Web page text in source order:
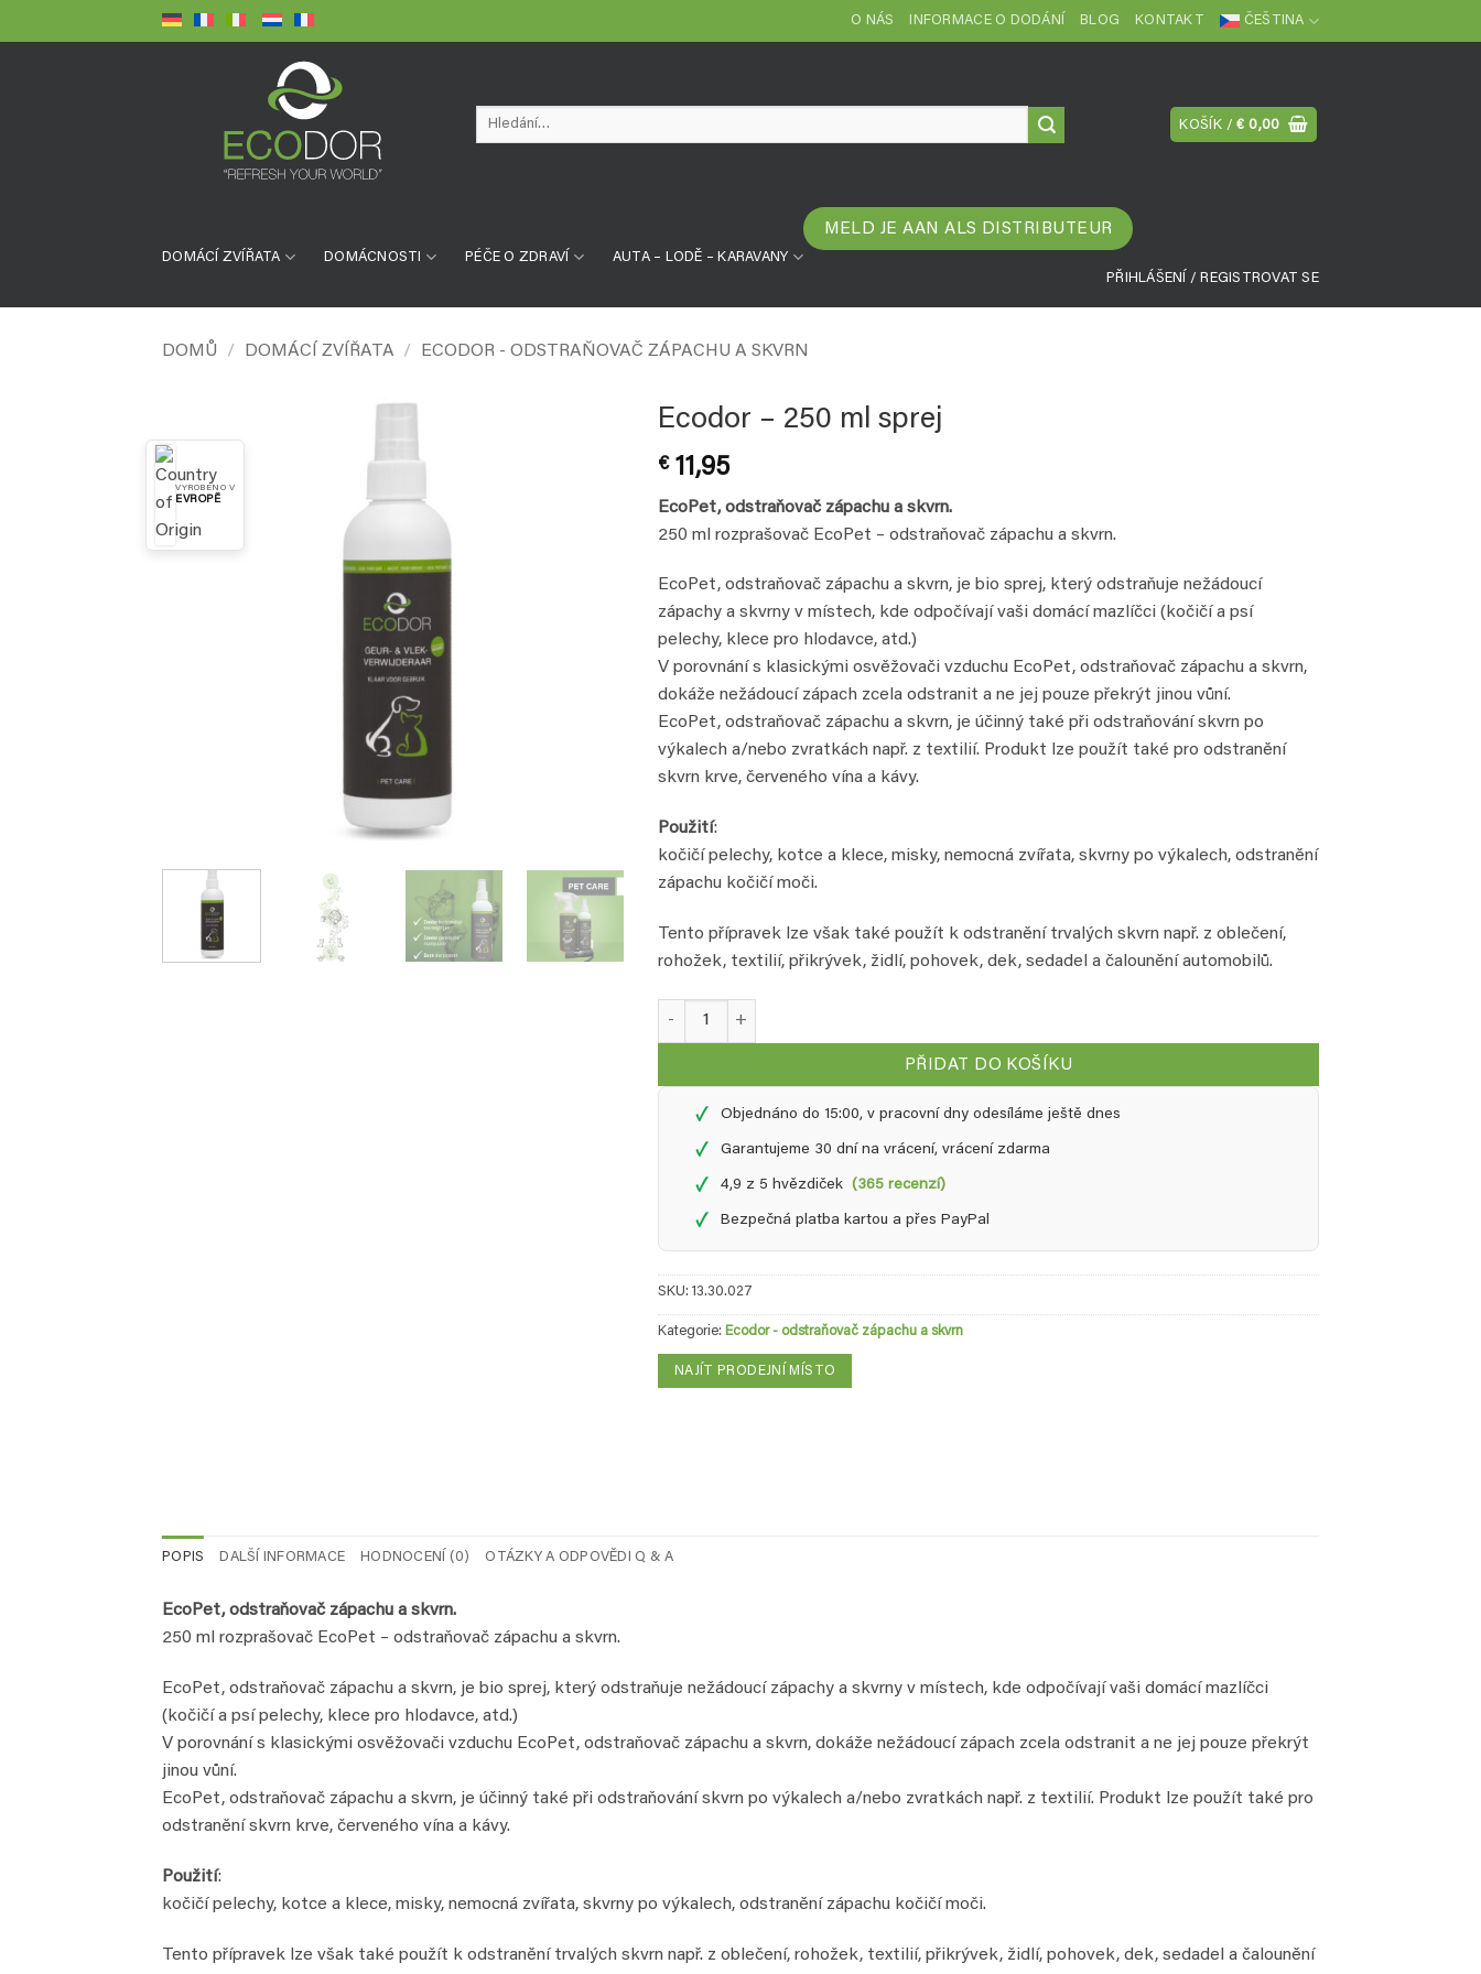
na
O NÁS INFORMACE O DODÁNÍ BLOG KONTAKT ČEŠTINA
Hledat:
KOŠÍK /€ 0,00
DOMÁCÍ ZVÍŘATA DOMÁCNOSTI PÉČE O ZDRAVÍ AUTA – LODĚ – KARAVANY
MELD JE AAN ALS DISTRIBUTEUR
PŘIHLÁŠENÍ / REGISTROVAT SE
DOMŮ / DOMÁCÍ ZVÍŘATA / ECODOR - ODSTRAŇOVAČ ZÁPACHU A SKVRN
VYROBENO V
EVROPĚ
Ecodor – 250 ml sprej
€11,95
EcoPet, odstraňovač zápachu a skvrn.
250 ml rozprašovač EcoPet – odstraňovač zápachu a skvrn.
EcoPet, odstraňovač zápachu a skvrn, je bio sprej, který odstraňuje nežádoucí
zápachy a skvrny v místech, kde odpočívají vaši domácí mazlíčci (kočičí a psí
pelechy, klece pro hlodavce, atd.)
V porovnání s klasickými osvěžovači vzduchu EcoPet, odstraňovač zápachu a skvrn,
dokáže nežádoucí zápach zcela odstranit a ne jej pouze překrýt jinou vůní.
EcoPet, odstraňovač zápachu a skvrn, je účinný také při odstraňování skvrn po
výkalech a/nebo zvratkách např. z textilií. Produkt lze použít také pro odstranění
skvrn krve, červeného vína a kávy.
Použití:
kočičí pelechy, kotce a klece, misky, nemocná zvířata, skvrny po výkalech, odstranění
zápachu kočičí moči.
Tento přípravek lze však také použít k odstranění trvalých skvrn např. z oblečení,
rohožek, textilií, přikrývek, židlí, pohovek, dek, sedadel a čalounění automobilů.
Ecodor - 250 ml sprej množství
PŘIDAT DO KOŠÍKU
✓ Objednáno do 15:00, v pracovní dny odesíláme ještě dnes
✓ Garantujeme 30 dní na vrácení, vrácení zdarma
✓ 4,9 z 5 hvězdiček(365 recenzí)
✓ Bezpečná platba kartou a přes PayPal
SKU: 13.30.027
Kategorie: Ecodor - odstraňovač zápachu a skvrn
NAJÍT PRODEJNÍ MÍSTO
POPIS DALŠÍ INFORMACE HODNOCENÍ (0) OTÁZKY A ODPOVĚDI Q & A
EcoPet, odstraňovač zápachu a skvrn.
250 ml rozprašovač EcoPet – odstraňovač zápachu a skvrn.
EcoPet, odstraňovač zápachu a skvrn, je bio sprej, který odstraňuje nežádoucí zápachy a skvrny v místech, kde odpočívají vaši domácí mazlíčci
(kočičí a psí pelechy, klece pro hlodavce, atd.)
V porovnání s klasickými osvěžovači vzduchu EcoPet, odstraňovač zápachu a skvrn, dokáže nežádoucí zápach zcela odstranit a ne jej pouze překrýt
jinou vůní.
EcoPet, odstraňovač zápachu a skvrn, je účinný také při odstraňování skvrn po výkalech a/nebo zvratkách např. z textilií. Produkt lze použít také pro
odstranění skvrn krve, červeného vína a kávy.
Použití:
kočičí pelechy, kotce a klece, misky, nemocná zvířata, skvrny po výkalech, odstranění zápachu kočičí moči.
Tento přípravek lze však také použít k odstranění trvalých skvrn např. z oblečení, rohožek, textilií, přikrývek, židlí, pohovek, dek, sedadel a čalounění